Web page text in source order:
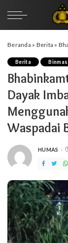
Beranda » Berita »
Berita
Dayak
Waspadai
POSTED
HUMAS